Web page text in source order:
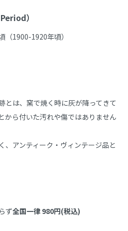
）
（1900-1920年頃）
とは、窯で焼く時に灰が降ってきて
から付いた汚れや傷ではありません
、アンティーク・ヴィンテージ品と
ず全国一律 980円(税込)